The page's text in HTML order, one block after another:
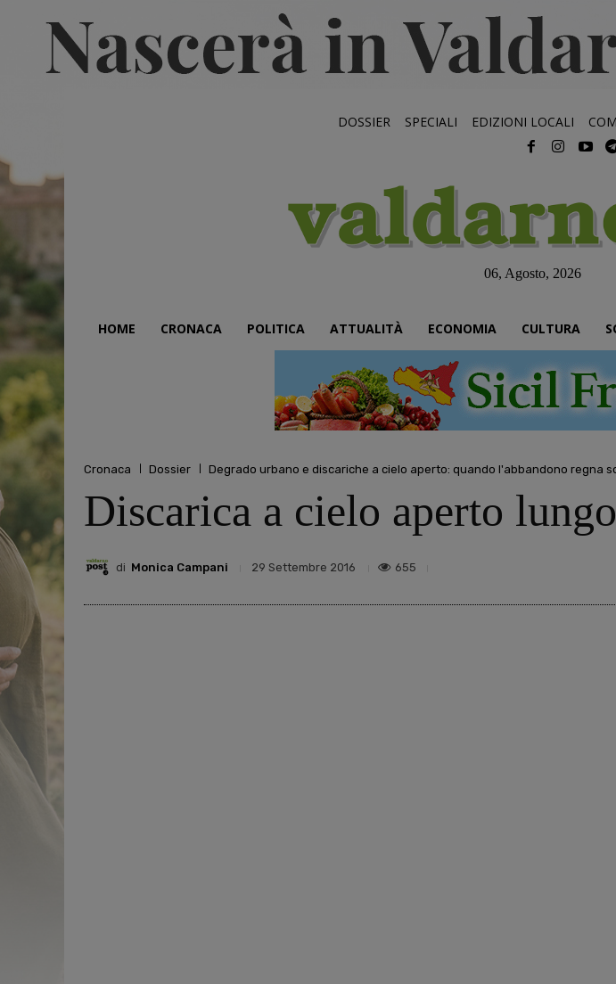
DOSSIER SPECIALI EDIZIONI LOCALI
06, Agosto, 2026
HOME CRONACA POLITICA ATTUALITÀ ECONOMIA CULTURA
Cronaca Dossier Degrado urbano e discariche a cielo aperto: quando l'abbandono regna
Discarica a cielo aperto
di Monica Campani 29 Settembre 2016 655